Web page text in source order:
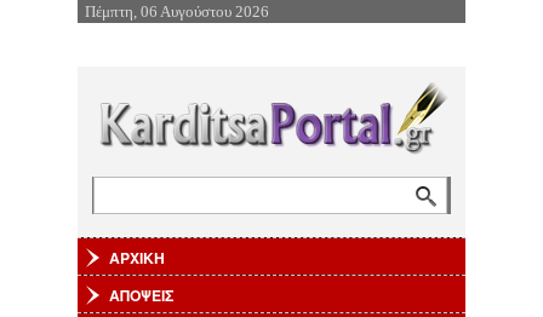
Επιστροφή στην Πλοήγηση
Πέμπτη, 06 Αυγούστου 2026
ΑΡΧΙΚΗ
ΑΠΟΨΕΙΣ